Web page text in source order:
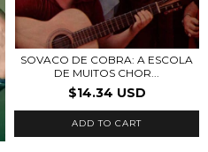
SOVACO DE COBRA: A ESCOLA
DE MUITOS CHOR...
$14.34 USD
ADD TO CART